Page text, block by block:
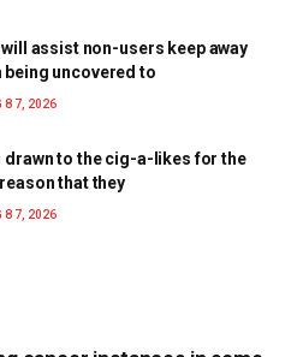
assist non-users keep away
uncovered to
8 7, 2026
drawn to the cig-a-likes for the
that they
8 7, 2026